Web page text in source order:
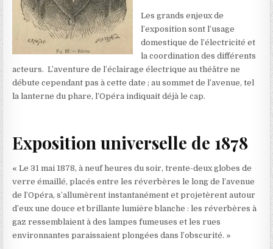
Les grands enjeux de
l’exposition sont l’usage
domestique de l’électricité et
la coordination des différents
acteurs. L’aventure de l’éclairage électrique au théâtre ne
débute cependant pas à cette date ; au sommet de l’avenue, tel
la lanterne du phare, l’Opéra indiquait déjà le cap.
Exposition universelle de 1878
« Le 31 mai 1878, à neuf heures du soir, trente-deux globes de
verre émaillé, placés entre les réverbères le long de l’avenue
de l’Opéra, s’allumèrent instantanément et projetèrent autour
d’eux une douce et brillante lumière blanche : les réverbères à
gaz ressemblaient à des lampes fumeuses et les rues
environnantes paraissaient plongées dans l’obscurité. »